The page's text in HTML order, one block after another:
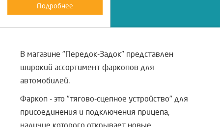
Подробнее
В магазине "Передок-Задок" представлен
широкий ассортимент фаркопов для
автомобилей.
Фаркоп - это "тягово-сцепное устройство" для
присоединения и подключения прицепа,
наличие которого открывает новые